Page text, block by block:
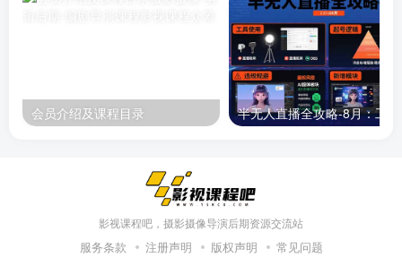
会员介绍及课程目录
影视课程吧，摄影摄像导演后期资源交流站
服务条款 注册声明 版权声明 常见问题